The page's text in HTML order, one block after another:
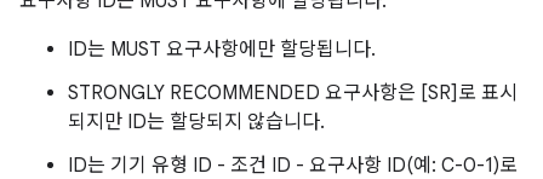
ID는 MUST 요구사항에만 할당됩니다.
STRONGLY RECOMMENDED 요구사항은 [SR]로 표시
되지만 ID는 할당되지 않습니다.
ID는 기기 유형 ID - 조건 ID - 요구사항 ID(예: C-0-1)로